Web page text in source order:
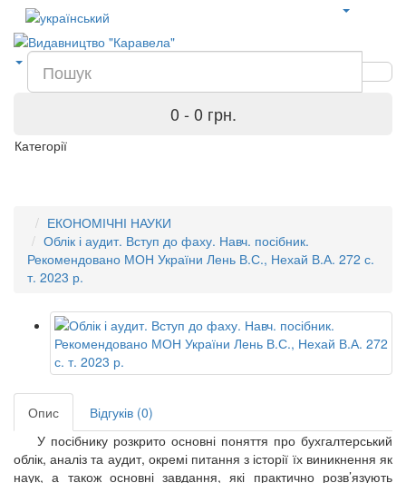
0 - 0 грн.
Категорії
ЕКОНОМІЧНІ НАУКИ
Облік і аудит. Вступ до фаху. Навч. посібник.
Рекомендовано МОН України Лень В.С., Нехай В.А. 272 с.
т. 2023 р.
Опис
Відгуків (0)
У посібнику розкрито основні поняття про бухгалтерський
облік, аналіз та аудит, окремі питання з історії їх виникнення як
наук, а також основні завдання, які практично розв’язують